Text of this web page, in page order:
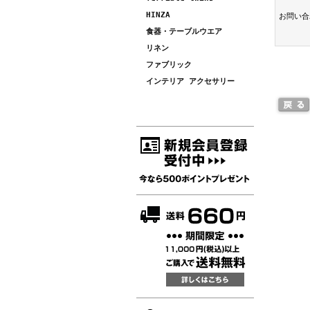
HINZA
食器・テーブルウエア
リネン
ファブリック
インテリア アクセサリー
お問い